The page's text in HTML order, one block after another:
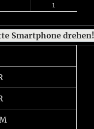
1
Smartphone